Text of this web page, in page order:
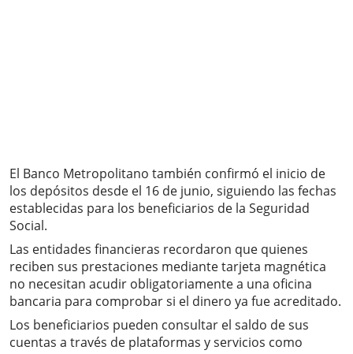
El Banco Metropolitano también confirmó el inicio de
los depósitos desde el 16 de junio, siguiendo las fechas
establecidas para los beneficiarios de la Seguridad
Social.
Las entidades financieras recordaron que quienes
reciben sus prestaciones mediante tarjeta magnética
no necesitan acudir obligatoriamente a una oficina
bancaria para comprobar si el dinero ya fue acreditado.
Los beneficiarios pueden consultar el saldo de sus
cuentas a través de plataformas y servicios como